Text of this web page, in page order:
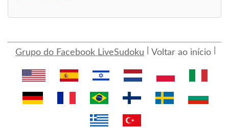
Grupo do Facebook LiveSudoku Voltar ao início